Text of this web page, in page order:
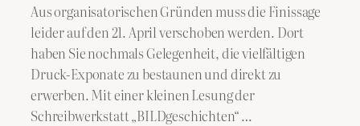
Aus organisatorischen Gründen muss die Finissage
leider auf den 21. April verschoben werden. Dort
haben Sie nochmals Gelegenheit, die vielfältigen
Druck-Exponate zu bestaunen und direkt zu
erwerben. Mit einer kleinen Lesung der
Schreibwerkstatt „BILDgeschichten“ …